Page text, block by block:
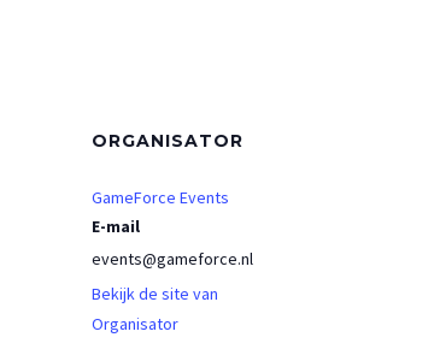
ORGANISATOR
GameForce Events
E-mail
events@gameforce.nl
Bekijk de site van
Organisator